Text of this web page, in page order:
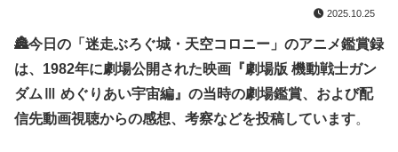
2025.10.25
🏯今日の「迷走ぶろぐ城・天空コロニー」のアニメ鑑賞録
は、1982年に劇場公開された映画『劇場版 機動戦士ガン
ダムⅢ めぐりあい宇宙編』の当時の劇場鑑賞、および配
信先動画視聴からの感想、考察などを投稿しています。